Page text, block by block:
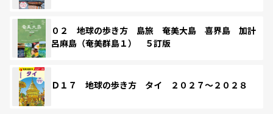
０２ 地球の歩き方 島旅 奄美大島 喜界島 加計
呂麻島（奄美群島１） ５訂版
Ｄ１７ 地球の歩き方 タイ ２０２７～２０２８